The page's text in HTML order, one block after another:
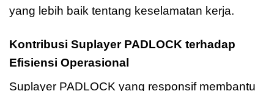
yang lebih baik tentang keselamatan kerja.
Kontribusi Suplayer PADLOCK terhadap
Efisiensi Operasional
Suplayer PADLOCK yang responsif membantu